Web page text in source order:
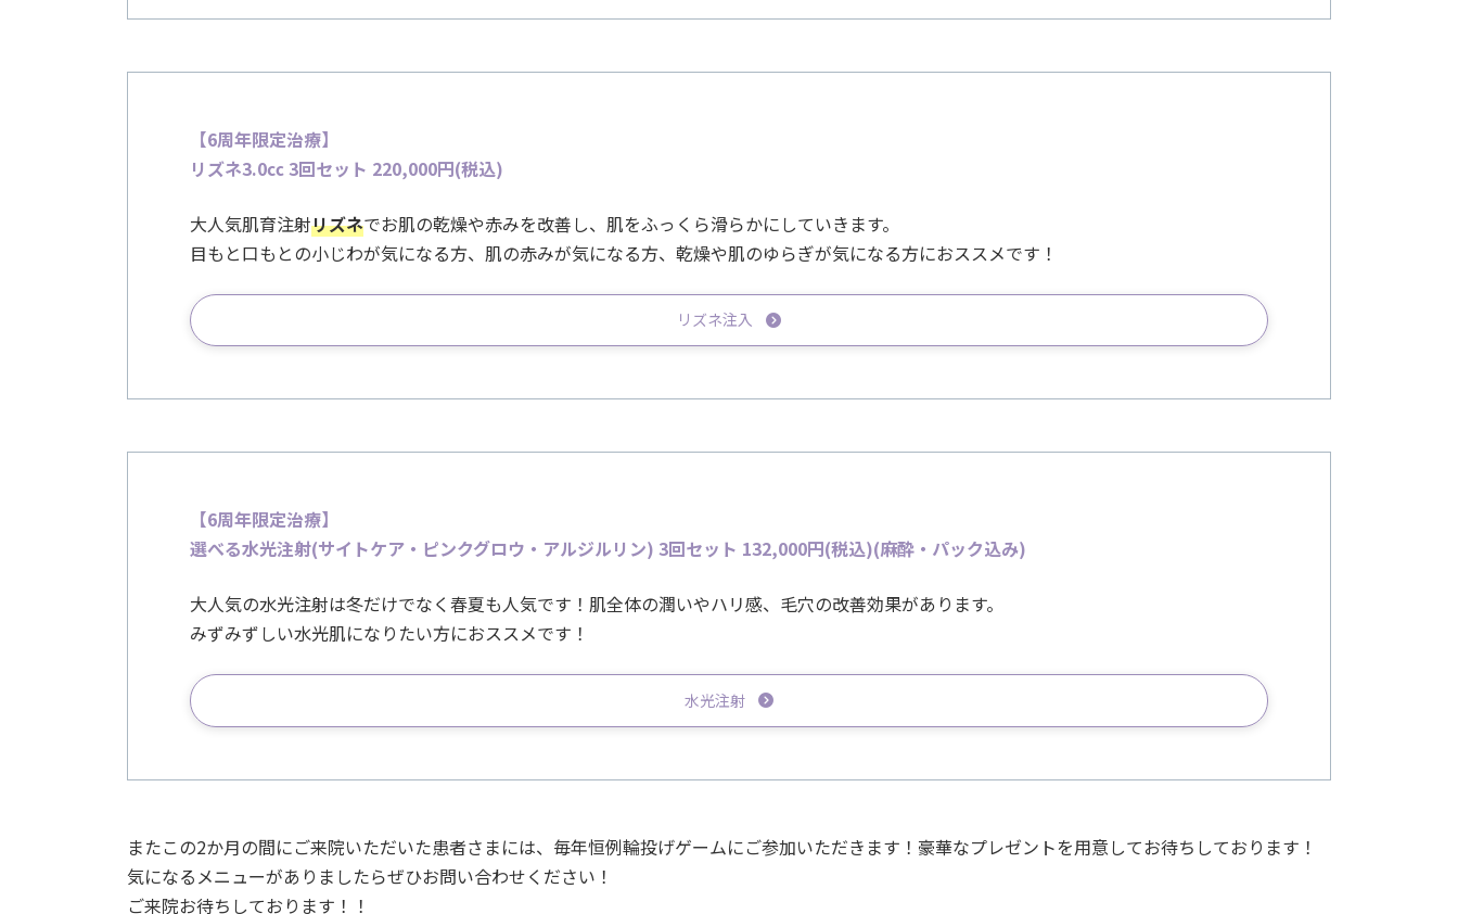
【6周年限定治療】
リズネ3.0㏄ 3回セット 220,000円(税込)
大人気肌育注射リズネでお肌の乾燥や赤みを改善し、肌をふっくら滑らかにしていきます。
目もと口もとの小じわが気になる方、肌の赤みが気になる方、乾燥や肌のゆらぎが気になる方におススメです！
リズネ注入
【6周年限定治療】
選べる水光注射(サイトケア・ピンクグロウ・アルジルリン) 3回セット 132,000円(税込)(麻酔・パック込み)
大人気の水光注射は冬だけでなく春夏も人気です！肌全体の潤いやハリ感、毛穴の改善効果があります。
みずみずしい水光肌になりたい方におススメです！
水光注射
またこの2か月の間にご来院いただいた患者さまには、毎年恒例輪投げゲームにご参加いただきます！豪華なプレゼントを用意してお待ちしております！
気になるメニューがありましたらぜひお問い合わせください！
ご来院お待ちしております！！